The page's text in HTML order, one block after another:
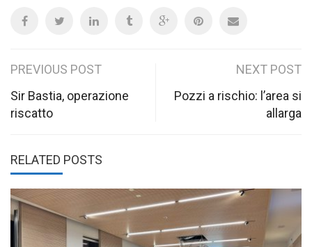
Post
navigation
PREVIOUS POST
Sir Bastia, operazione
riscatto
NEXT POST
Pozzi a rischio: l’area si
allarga
RELATED POSTS